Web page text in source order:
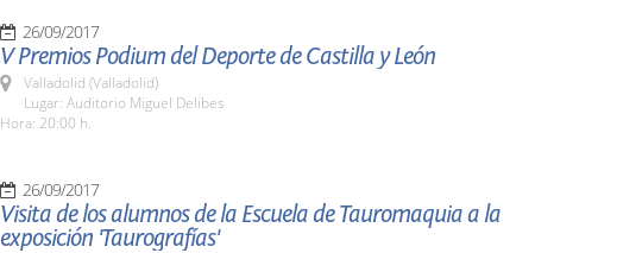
26/09/2017
V Premios Podium del Deporte de Castilla y León
Valladolid (Valladolid)
Lugar: Auditorio Miguel Delibes
Hora: 20:00 h.
26/09/2017
Visita de los alumnos de la Escuela de Tauromaquia a la
exposición 'Taurografías'